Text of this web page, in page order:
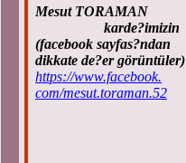
Mesut TORAMAN
karde?imizin
(facebook sayfas?ndan
dikkate de?er görüntüler)
https://www.facebook.
com/mesut.toraman.52